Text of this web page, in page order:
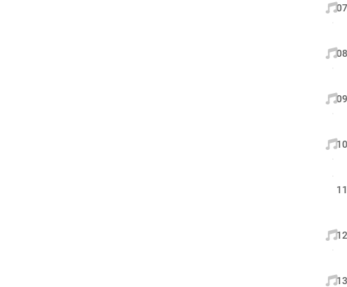
07
08
09
10
11
12
13